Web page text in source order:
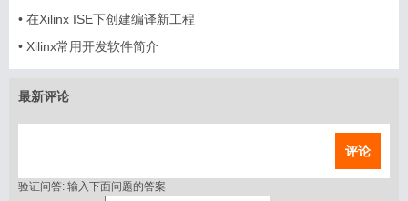
不丢失
• 在Xilinx ISE下创建编译新工程
• Xilinx常用开发软件简介
最新评论
评论
验证问答: 输入下面问题的答案